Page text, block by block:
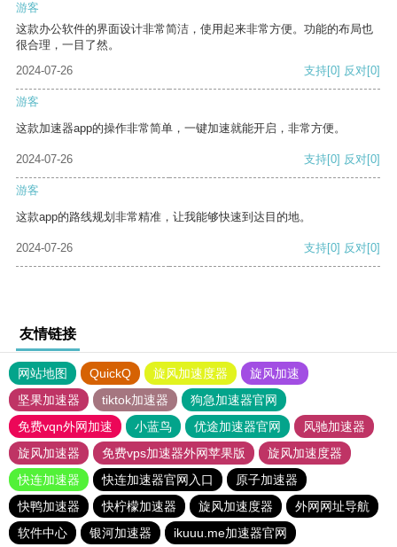
游客
这款办公软件的界面设计非常简洁，使用起来非常方便。功能的布局也
很合理，一目了然。
2024-07-26
支持[0] 反对[0]
游客
这款加速器app的操作非常简单，一键加速就能开启，非常方便。
2024-07-26 支持[0] 反对[0]
游客
这款app的路线规划非常精准，让我能够快速到达目的地。
2024-07-26 支持[0] 反对[0]
友情链接
网站地图 QuickQ 旋风加速度器
旋风加速
坚果加速器
tiktok加速器
狗急加速器官网
免费vqn外网加速
小蓝鸟 优途加速器官网
风驰加速器
旋风加速器
免费vps加速器外网苹果版
旋风加速度器
快连加速器
快连加速器官网入口
原子加速器
快鸭加速器
快柠檬加速器 旋风加速度器
外网网址导航
软件中心
银河加速器 ikuuu.me加速器官网